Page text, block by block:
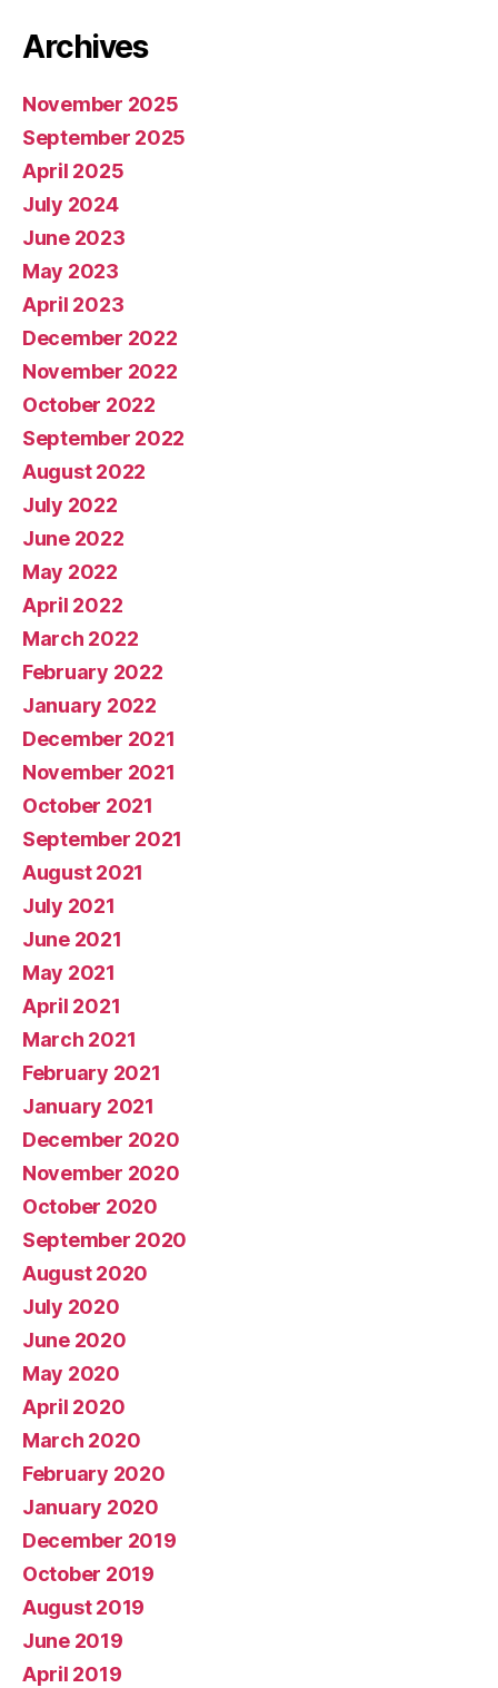
Archives
November 2025
September 2025
April 2025
July 2024
June 2023
May 2023
April 2023
December 2022
November 2022
October 2022
September 2022
August 2022
July 2022
June 2022
May 2022
April 2022
March 2022
February 2022
January 2022
December 2021
November 2021
October 2021
September 2021
August 2021
July 2021
June 2021
May 2021
April 2021
March 2021
February 2021
January 2021
December 2020
November 2020
October 2020
September 2020
August 2020
July 2020
June 2020
May 2020
April 2020
March 2020
February 2020
January 2020
December 2019
October 2019
August 2019
June 2019
April 2019